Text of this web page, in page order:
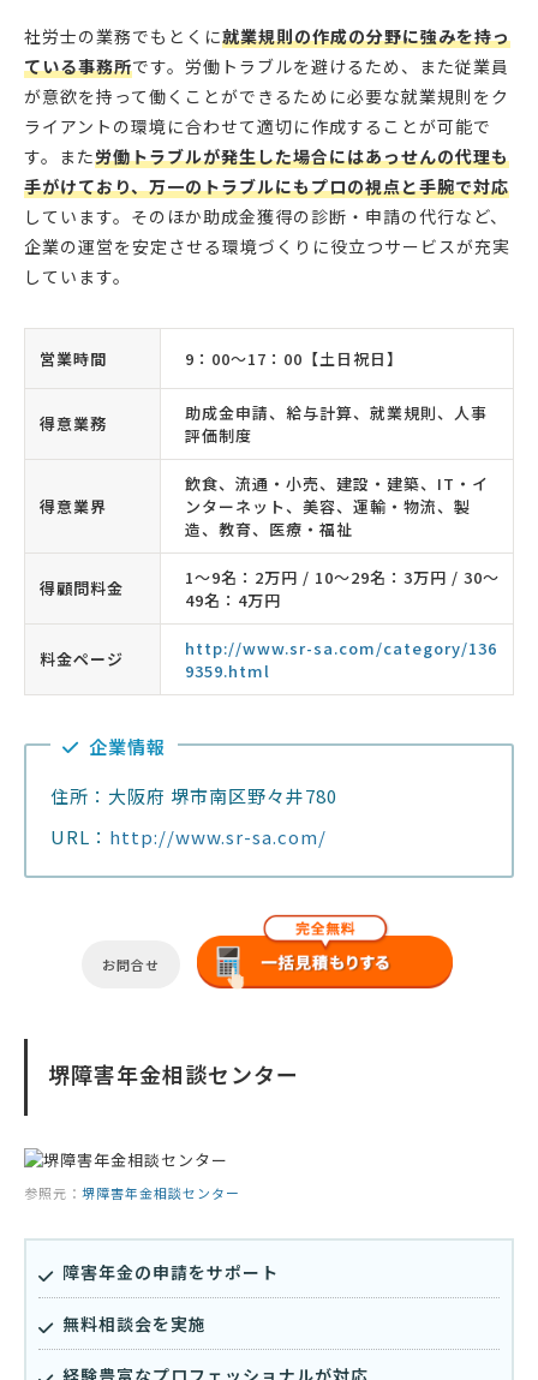
社労士の業務でもとくに就業規則の作成の分野に強みを持っ
ている事務所です。労働トラブルを避けるため、また従業員
が意欲を持って働くことができるために必要な就業規則をク
ライアントの環境に合わせて適切に作成することが可能で
す。また労働トラブルが発生した場合にはあっせんの代理も
手がけており、万一のトラブルにもプロの視点と手腕で対応
しています。そのほか助成金獲得の診断・申請の代行など、
企業の運営を安定させる環境づくりに役立つサービスが充実
しています。
営業時間 9：00〜17：00【土日祝日】
得意業務
助成金申請、給与計算、就業規則、人事
評価制度
得意業界
飲食、流通・小売、建設・建築、IT・イ
ンターネット、美容、運輸・物流、製
造、教育、医療・福祉
得顧問料金
1〜9名：2万円 / 10〜29名：3万円 / 30〜
49名：4万円
料金ページ
http://www.sr-sa.com/category/136
9359.html
企業情報
住所：大阪府 堺市南区野々井780
URL： http://www.sr-sa.com/
お問合せ
堺障害年金相談センター
参照元： 堺障害年金相談センター
障害年金の申請をサポート
無料相談会を実施